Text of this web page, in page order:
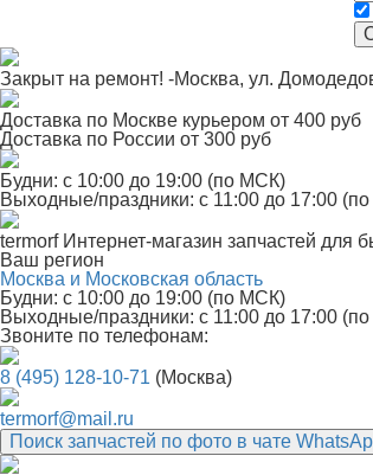
Закрыт на ремонт! -Москва, ул.
Доставка по Москве курьером от 400 руб
Доставка по России от 300 руб
Будни: с 10:00 до 19:00 (по МСК)
Выходные/праздники: с 11:00 до 17:00
termorf Интернет-магазин запчастей для
Ваш регион
Москва и Московская область
Будни: с 10:00 до 19:00 (по МСК)
Выходные/праздники: с 11:00 до 17:00
Звоните по телефонам:
8 (495) 128-10-71 (Москва)
termorf@mail.ru
Поиск запчастей по фото в чате